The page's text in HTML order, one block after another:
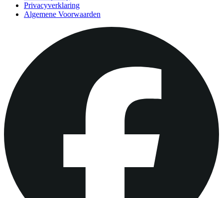
Privacyverklaring
Algemene Voorwaarden